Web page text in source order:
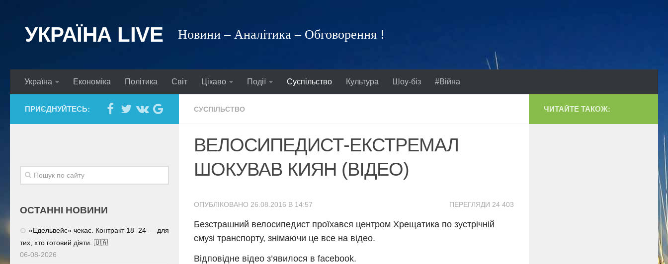
УКРАЇНА LIVE Новини – Аналітика – Обговорення !
Україна Економіка Політика Світ Цікаво Події Суспільство Культура Шоу-біз #Війна
СУСПІЛЬСТВО
ВЕЛОСИПЕДИСТ-ЕКСТРЕМАЛ
ШОКУВАВ КИЯН (ВІДЕО)
ПЕРЕГЛЯДИ 24 403
ОПУБЛІКОВАНО 26.08.2016 В 14:57
Безстрашний велосипедист проїхався центром Хрещатика по зустрічній
смузі транспорту, знімаючи це все на відео.
Відповідне відео з’явилося в facebook.
ПРИЄДНУЙТЕСЬ:
ОСТАННІ НОВИНИ
«Едельвейс» чекає. Контракт 18–24 — для
тих, хто готовий діяти. 🇺🇦
06-08-2026
ЧИТАЙТЕ ТАКОЖ: